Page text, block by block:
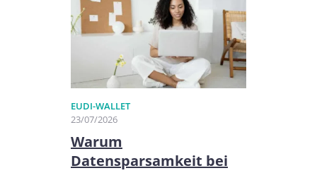
EUDI-WALLET
23/07/2026
Warum
Datensparsamkeit bei